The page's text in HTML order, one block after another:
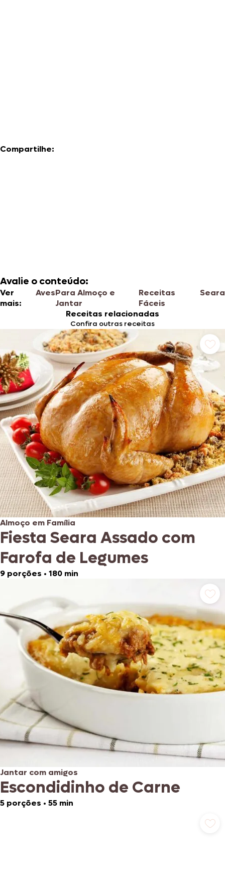
Compartilhe:
Avalie o conteúdo:
Ver
mais:
AvesPara Almoço e
Jantar
Receitas
Fáceis
Seara
Receitas relacionadas
Confira outras receitas
Almoço em Família
Fiesta Seara Assado com
Farofa de Legumes
9 porções • 180 min
Jantar com amigos
Escondidinho de Carne
5 porções • 55 min